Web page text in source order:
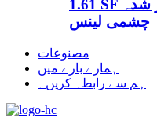
1.61 SF نیم تیار شدہ UC/HC/HMC
چشمی لینس
مصنوعات
ہمارے بارے میں
ہم سے رابطہ کریں۔